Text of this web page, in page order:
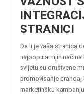
STRANICI
Da li je vaša stranica
najpopularnijih načina
svijetu su društvene
promovisanje branda,
marketinšku